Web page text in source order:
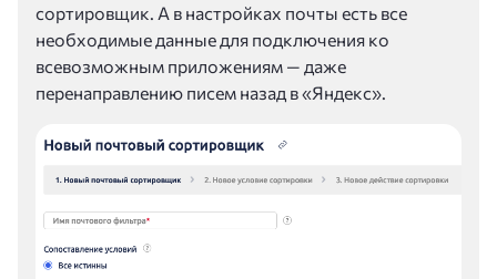
сортировщик. А в настройках почты есть все
необходимые данные для подключения ко
всевозможным приложениям — даже
перенаправлению писем назад в «Яндекс».